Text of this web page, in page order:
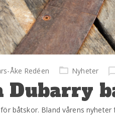
Åke Redéen Nyheter
Dubarry
båtskor. Bland vårens